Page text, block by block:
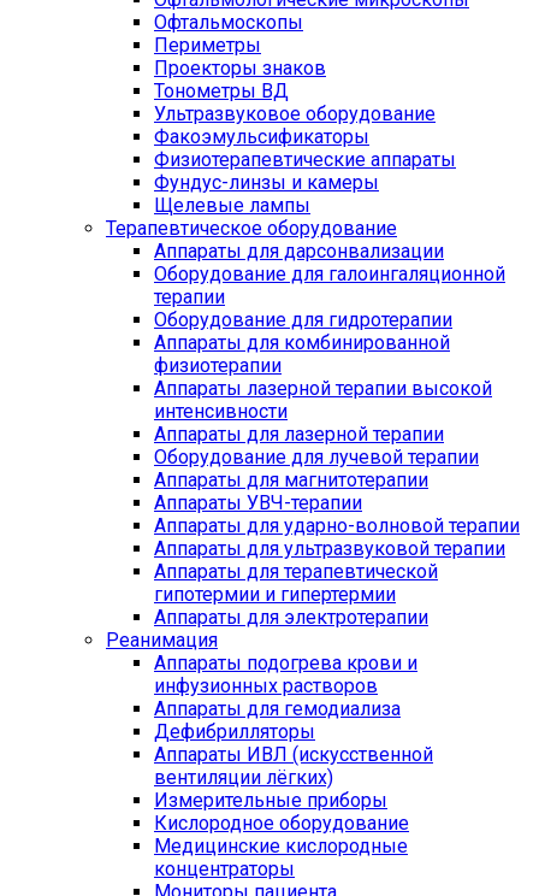
Офтальмоскопы
Периметры
Проекторы знаков
Тонометры ВД
Ультразвуковое оборудование
Факоэмульсификаторы
Физиотерапевтические аппараты
Фундус-линзы и камеры
Щелевые лампы
Терапевтическое оборудование
Аппараты для дарсонвализации
Оборудование для галоингаляционной
терапии
Оборудование для гидротерапии
Аппараты для комбинированной
физиотерапии
Аппараты лазерной терапии высокой
интенсивности
Аппараты для лазерной терапии
Оборудование для лучевой терапии
Аппараты для магнитотерапии
Аппараты УВЧ-терапии
Аппараты для ударно-волновой терапии
Аппараты для ультразвуковой терапии
Аппараты для терапевтической
гипотермии и гипертермии
Аппараты для электротерапии
Реанимация
Аппараты подогрева крови и
инфузионных растворов
Аппараты для гемодиализа
Дефибрилляторы
Аппараты ИВЛ (искусственной
вентиляции лёгких)
Измерительные приборы
Кислородное оборудование
Медицинские кислородные
концентраторы